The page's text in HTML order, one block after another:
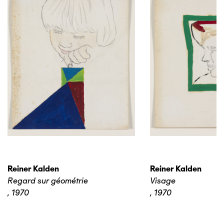
Reiner Kalden
Regard sur géométrie
, 1970
Reiner Kalden
Visage
, 1970